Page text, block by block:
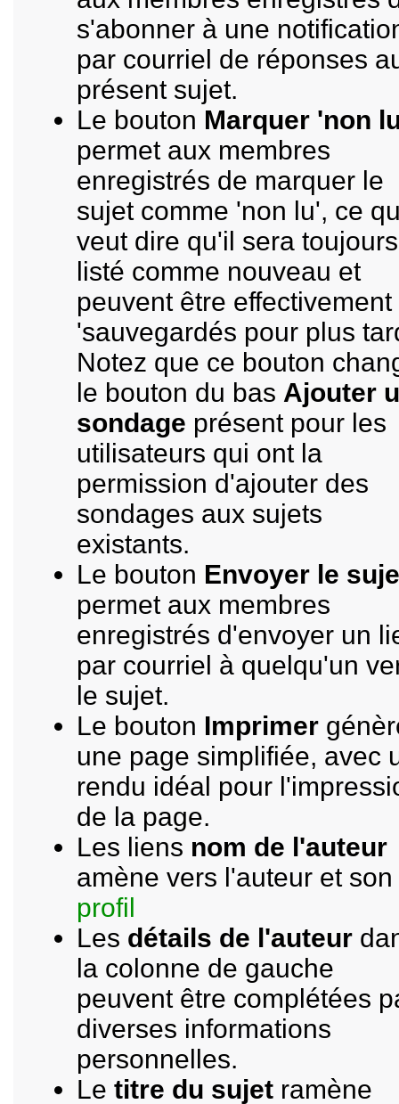
s'abonner à une
par courriel de réponses
présent sujet.
Le bouton Marquer 'non
permet aux membres
enregistrés de marquer le
sujet comme 'non lu', ce
veut dire qu'il sera toujours
listé comme nouveau et
peuvent être effectivement
'sauvegardés pour plus
Notez que ce bouton
le bouton du bas Ajouter
sondage présent pour les
utilisateurs qui ont la
permission d'ajouter des
sondages aux sujets
existants.
Le bouton Envoyer le
permet aux membres
enregistrés d'envoyer un
par courriel à quelqu'un
le sujet.
Le bouton Imprimer
une page simplifiée, avec
rendu idéal pour
de la page.
Les liens nom de l'auteur
amène vers l'auteur et son
profil
Les détails de l'auteur
la colonne de gauche
peuvent être complétées
diverses informations
personnelles.
Le titre du sujetramène